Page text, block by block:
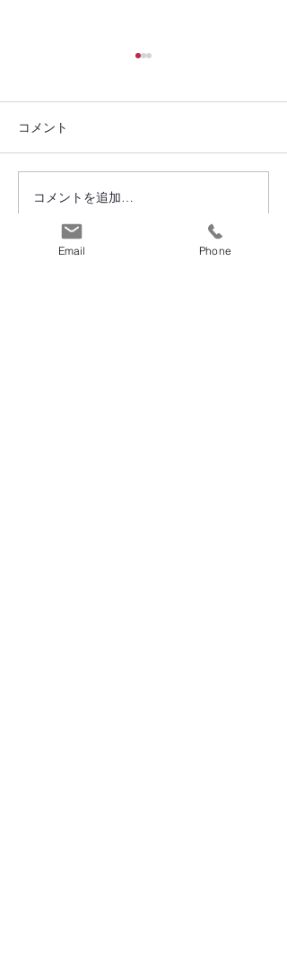
ご報告(2025.05.26）
コメント
コメントを追加…
Email Phone